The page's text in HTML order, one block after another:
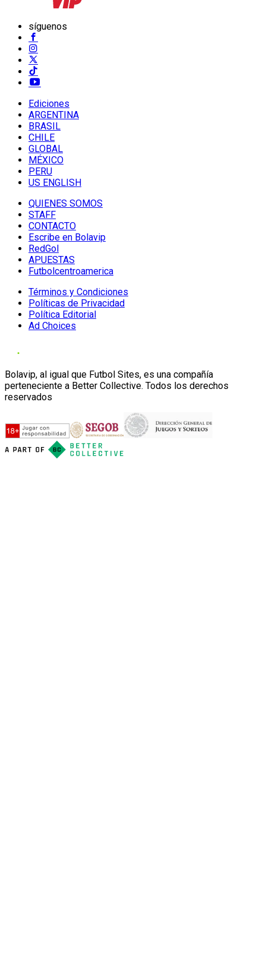
síguenos
Ediciones
ARGENTINA
BRASIL
CHILE
GLOBAL
MÉXICO
PERU
US ENGLISH
QUIENES SOMOS
STAFF
CONTACTO
Escribe en Bolavip
RedGol
APUESTAS
Futbolcentroamerica
Términos y Condiciones
Políticas de Privacidad
Política Editorial
Ad Choices
Bolavip, al igual que Futbol Sites, es una compañía
perteneciente a Better Collective. Todos los derechos
reservados